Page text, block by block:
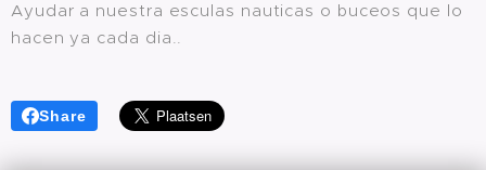
Ayudar a nuestra esculas nauticas o buceos que lo
hacen ya cada dia..
Share